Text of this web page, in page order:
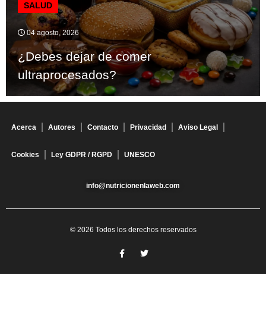
SALUD
04 agosto, 2026
¿Debes dejar de comer
ultraprocesados?
Acerca Autores Contacto Privacidad Aviso Legal
Cookies Ley GDPR / RGPD UNESCO
info@nutricionenlaweb.com
© 2026 Todos los derechos reservados